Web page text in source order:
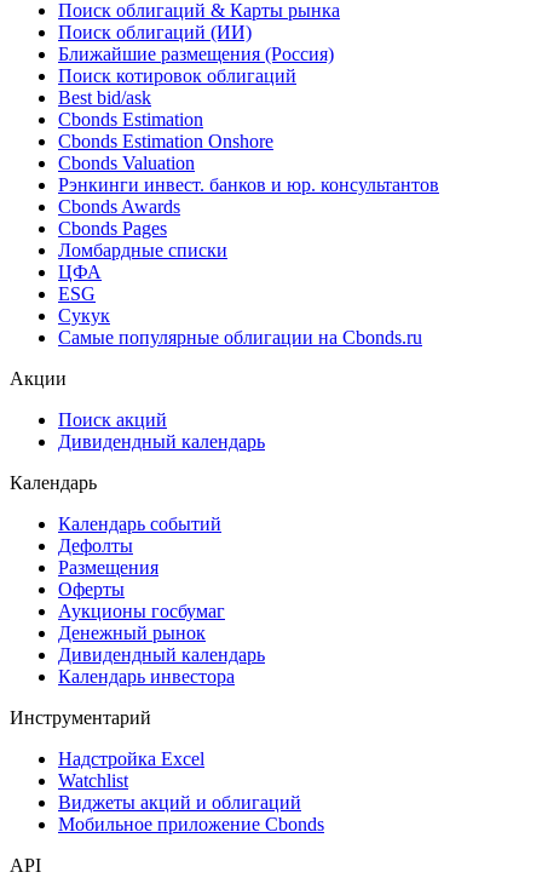
Поиск облигаций & Карты рынка
Поиск облигаций (ИИ)
Ближайшие размещения (Россия)
Поиск котировок облигаций
Best bid/ask
Cbonds Estimation
Cbonds Estimation Onshore
Cbonds Valuation
Рэнкинги инвест. банков и юр. консультантов
Cbonds Awards
Cbonds Pages
Ломбардные списки
ЦФА
ESG
Сукук
Самые популярные облигации на Cbonds.ru
Акции
Поиск акций
Дивидендный календарь
Календарь
Календарь событий
Дефолты
Размещения
Оферты
Аукционы госбумаг
Денежный рынок
Дивидендный календарь
Календарь инвестора
Инструментарий
Надстройка Excel
Watchlist
Виджеты акций и облигаций
Мобильное приложение Cbonds
API